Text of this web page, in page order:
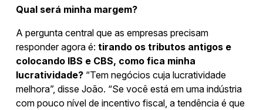
Qual será minha margem?
A pergunta central que as empresas precisam
responder agora é: tirando os tributos antigos e
colocando IBS e CBS, como fica minha
lucratividade? “Tem negócios cuja lucratividade
melhora”, disse João. “Se você está em uma indústria
com pouco nível de incentivo fiscal, a tendência é que